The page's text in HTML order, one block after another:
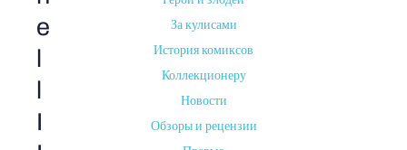
e
l
l
I
За кулисами
История комиксов
Коллекционеру
Новости
Обзоры и рецензии